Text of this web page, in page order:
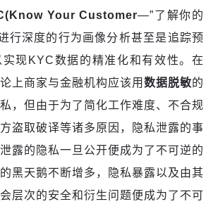
Your Customer—”了解你的
行深度的行为画像分析甚至是追踪预
现KYC数据的精准化和有效性。在
上商家与金融机构应该用 数据脱敏的
，但由于为了简化工作难度、不合规
盗取破译等诸多原因，隐私泄露的事
露的隐私一旦公开便成为了不可逆的
黑天鹅不断增多，隐私暴露以及由其
层次的安全和衍生问题便成为了不可